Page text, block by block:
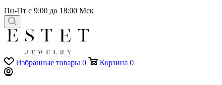
Пн-Пт с 9:00 до 18:00 Мск
Избранные товары 0 Корзина 0